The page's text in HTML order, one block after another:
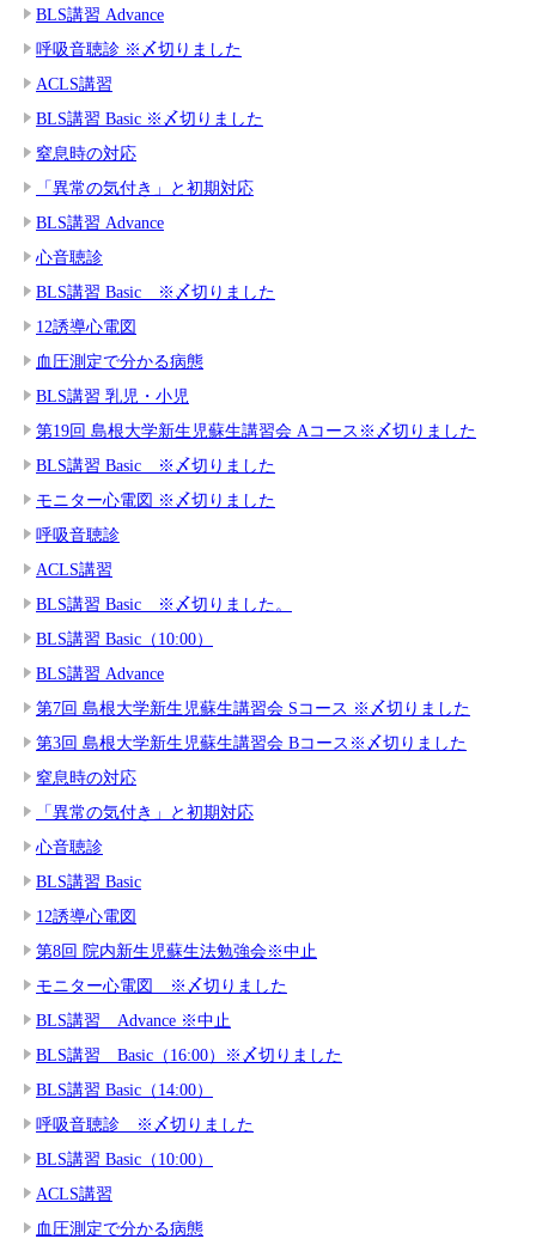
BLS講習 Advance
呼吸音聴診 ※〆切りました
ACLS講習
BLS講習 Basic ※〆切りました
窒息時の対応
「異常の気付き」と初期対応
BLS講習 Advance
心音聴診
BLS講習 Basic ※〆切りました
12誘導心電図
血圧測定で分かる病態
BLS講習 乳児・小児
第19回 島根大学新生児蘇生講習会 Aコース※〆切りました
BLS講習 Basic ※〆切りました
モニター心電図 ※〆切りました
呼吸音聴診
ACLS講習
BLS講習 Basic ※〆切りました。
BLS講習 Basic（10:00）
BLS講習 Advance
第7回 島根大学新生児蘇生講習会 Sコース ※〆切りました
第3回 島根大学新生児蘇生講習会 Bコース※〆切りました
窒息時の対応
「異常の気付き」と初期対応
心音聴診
BLS講習 Basic
12誘導心電図
第8回 院内新生児蘇生法勉強会※中止
モニター心電図 ※〆切りました
BLS講習 Advance ※中止
BLS講習 Basic（16:00）※〆切りました
BLS講習 Basic（14:00）
呼吸音聴診 ※〆切りました
BLS講習 Basic（10:00）
ACLS講習
血圧測定で分かる病態